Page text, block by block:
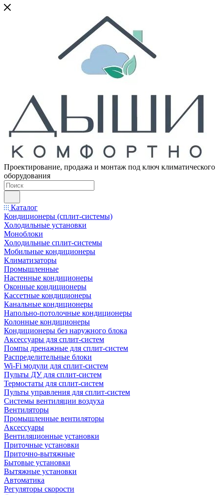
Проектирование, продажа и монтаж под ключ климатического
оборудования
Каталог
Кондиционеры (сплит-системы)
Холодильные установки
Моноблоки
Холодильные сплит-системы
Мобильные кондиционеры
Климатизаторы
Промышленные
Настенные кондиционеры
Оконные кондиционеры
Кассетные кондиционеры
Канальные кондиционеры
Напольно-потолочные кондиционеры
Колонные кондиционеры
Кондиционеры без наружного блока
Аксессуары для сплит-систем
Помпы дренажные для сплит-систем
Распределительные блоки
Wi-Fi модули для сплит-систем
Пульты ДУ для сплит-систем
Термостаты для сплит-систем
Пульты управления для сплит-систем
Системы вентиляции воздуха
Вентиляторы
Промышленные вентиляторы
Аксессуары
Вентиляционные установки
Приточные установки
Приточно-вытяжные
Бытовые установки
Вытяжные установки
Автоматика
Регуляторы скорости